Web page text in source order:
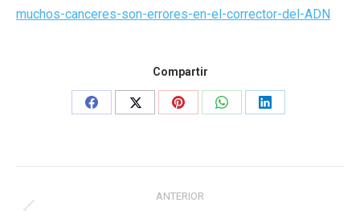
muchos-canceres-son-errores-en-el-corrector-del-ADN
Compartir
Share
Share
Share
Share
Share
ANTERIOR